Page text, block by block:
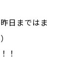
昨日まではま
！